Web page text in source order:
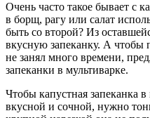
Очень часто такое бывает с
в борщ, рагу или салат
быть со второй? Из
вкусную запеканку. А чтобы
не занял много времени,
запеканки в мультиварке.
Чтобы капустная запеканка
вкусной и сочной, нужно